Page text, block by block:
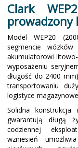
Clark
prowadzony
Model WEP20
segmencie
akumulatorowi
wyposażeniu
długość do 2400
transportowaniu
logistyce
Solidna
gwarantują długą
codziennej
wzniesień